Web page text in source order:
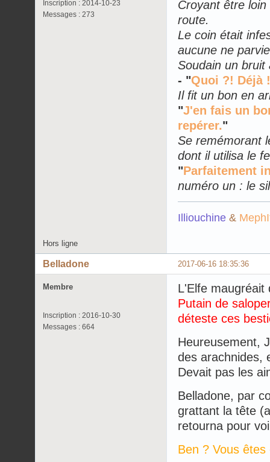
Inscription : 2014-10-23
Messages : 273
Croyant être
route.
Le coin était
aucune ne
Soudain un
- "Quoi ?! Déjà !
Il fit un bon en
"J'en fais un
repérer."
Se remémorant
dont il utilisa le
"Parfaitement
numéro un : le
Illiouchine &
Hors ligne
2017-06-16 18:35:36
Belladone
Membre
Inscription : 2016-10-30
Messages : 664
L'Elfe maugréait
Putain de
déteste ces
Heureusement,
des arachnides,
Devait pas les
Belladone, par
grattant la tête
retourna pour
Ben ? Vous